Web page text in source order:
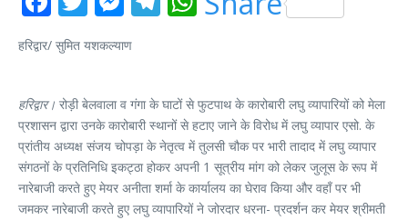
हरिद्वार/ सुमित यशकल्याण
हरिद्वार। रोड़ी बेलवाला व गंगा के घाटों से फुटपाथ के कारोबारी लघु व्यापारियों को मेला
प्रशासन द्वारा उनके कारोबारी स्थानों से हटाए जाने के विरोध में लघु व्यापार एसो. के
प्रांतीय अध्यक्ष संजय चोपड़ा के नेतृत्व में तुलसी चौक पर भारी तादाद में लघु व्यापार
संगठनों के प्रतिनिधि इकट्ठा होकर अपनी 1 सूत्रीय मांग को लेकर जुलूस के रूप में
नारेबाजी करते हुए मेयर अनीता शर्मा के कार्यालय का घेराव किया और वहाँ पर भी
जमकर नारेबाजी करते हुए लघु व्यापारियों ने जोरदार धरना- प्रदर्शन कर मेयर श्रीमती